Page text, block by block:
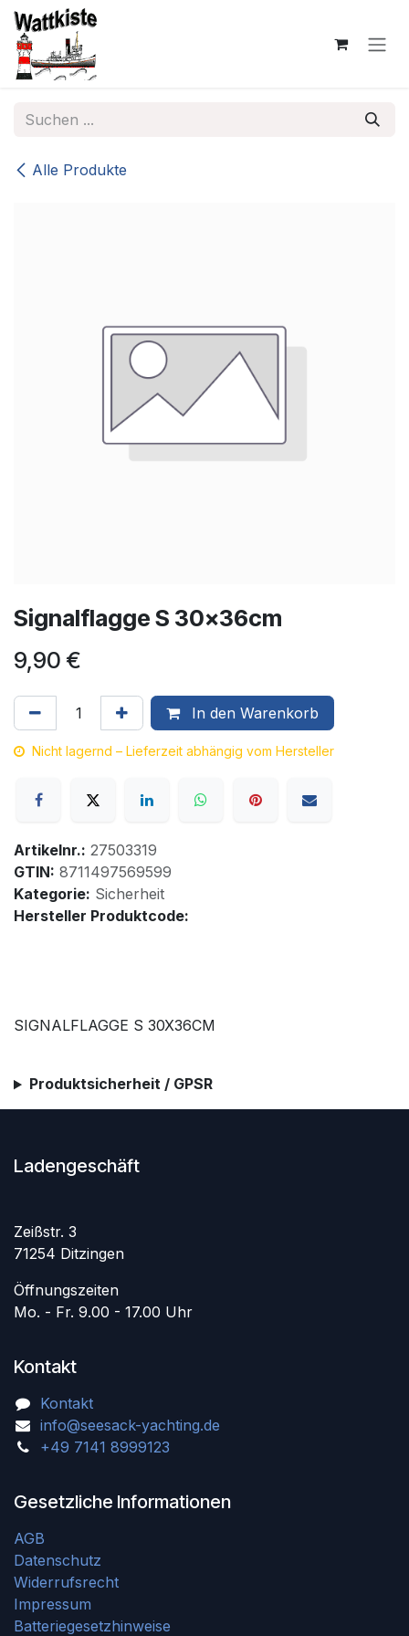
Zum Inhalt springen
Alle Produkte
Signalflagge S 30x36cm
9,90 €
In den Warenkorb
Nicht lagernd – Lieferzeit abhängig vom Hersteller
Artikelnr.: 27503319
GTIN: 8711497569599
Kategorie: Sicherheit
Hersteller Produktcode:
SIGNALFLAGGE S 30X36CM
Produktsicherheit / GPSR
Ladengeschäft
Zeißstr. 3
71254 Ditzingen
Öffnungszeiten
Mo. - Fr. 9.00 - 17.00 Uhr
Kontakt
Kontakt
info@seesack-yachting.de
+49 7141 8999123
Gesetzliche Informationen
AGB
Datenschutz
Widerrufsrecht
Impressum
Batteriegesetzhinweise